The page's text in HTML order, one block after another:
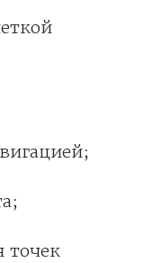
точек